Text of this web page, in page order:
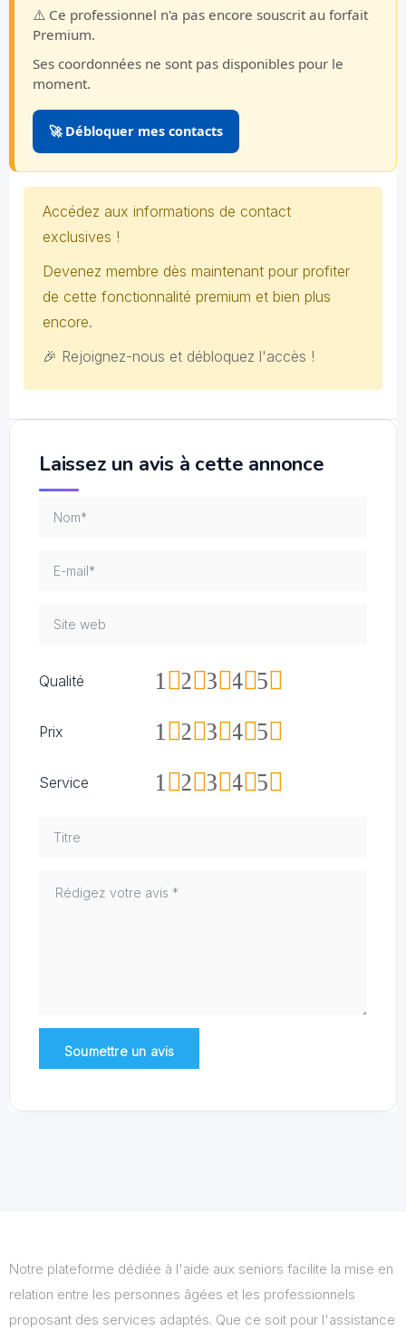
⚠️ Ce professionnel n'a pas encore souscrit au forfait
Premium.
Ses coordonnées ne sont pas disponibles pour le
moment.
🚀 Débloquer mes contacts
Accédez aux informations de contact
exclusives !
Devenez membre dès maintenant pour profiter
de cette fonctionnalité premium et bien plus
encore.
🎉 Rejoignez-nous et débloquez l'accès !
Laissez un avis à cette annonce
Qualité 5
4
3
2
1
Prix 5
4
3
2
1
Service 5
4
3
2
1
Notre plateforme dédiée à l'aide aux seniors facilite la mise en
relation entre les personnes âgées et les professionnels
proposant des services adaptés. Que ce soit pour l'assistance